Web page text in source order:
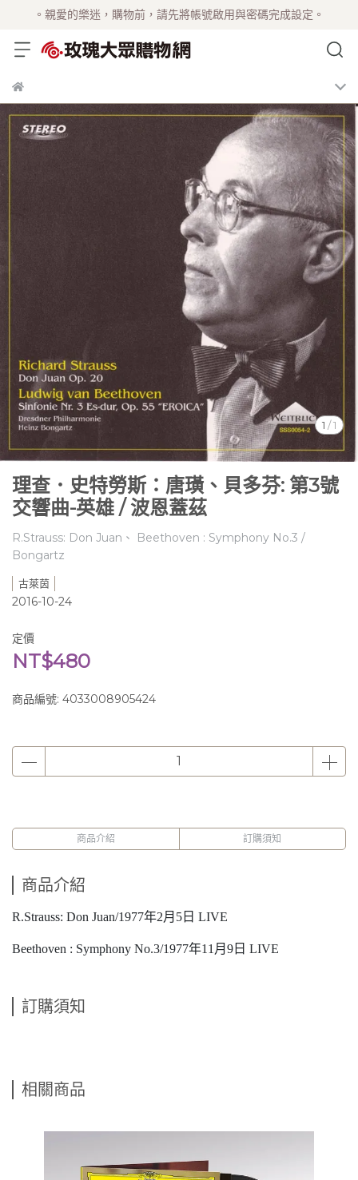
。親愛的樂迷，購物前，請先將帳號啟用與密碼完成設定。
1 /1
理查．史特勞斯：唐璜、貝多芬: 第3號
交響曲-英雄 / 波恩蓋茲
R.Strauss: Don Juan、 Beethoven : Symphony No.3 /
Bongartz
古萊茵
2016-10-24
定價
NT$480
商品編號: 4033008905424
商品介紹 訂購須知
商品介紹
R.Strauss: Don Juan/1977年2月5日 LIVE
Beethoven : Symphony No.3/1977年11月9日 LIVE
訂購須知
相關商品